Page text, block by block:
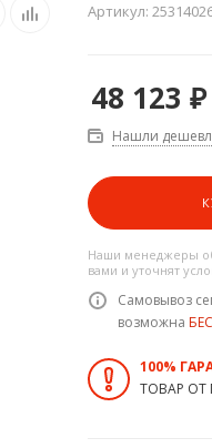
Артикул:
48 123 ₽
Нашли
Наши менеджеры
вами и уточнят
Самовывоз
возможна
100%
ТОВАР ОТ